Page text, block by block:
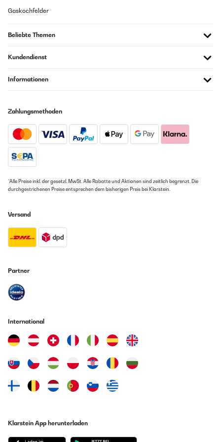
Gaskochfelder
Beliebte Themen
Kundendienst
Informationen
Zahlungsmethoden
*Alle Preise inkl. der gesetzl. MwSt. Alle Rabatte und Aktionen sind zeitlich begrenzt. Die
durchgestrichenen Preise entsprechen dem bisherigen Preis bei Klarstein.
Versand
Partner
International
Klarstein App herunterladen